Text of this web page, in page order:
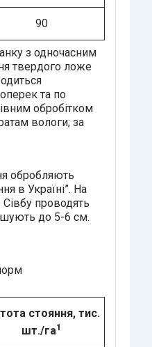
90
з одночасним
твердого ложе
та по
обробітком
вологи; за
обробляють
в Україні”. На
проводять
до 5-6 см.
стояння, тис.
шт./га1